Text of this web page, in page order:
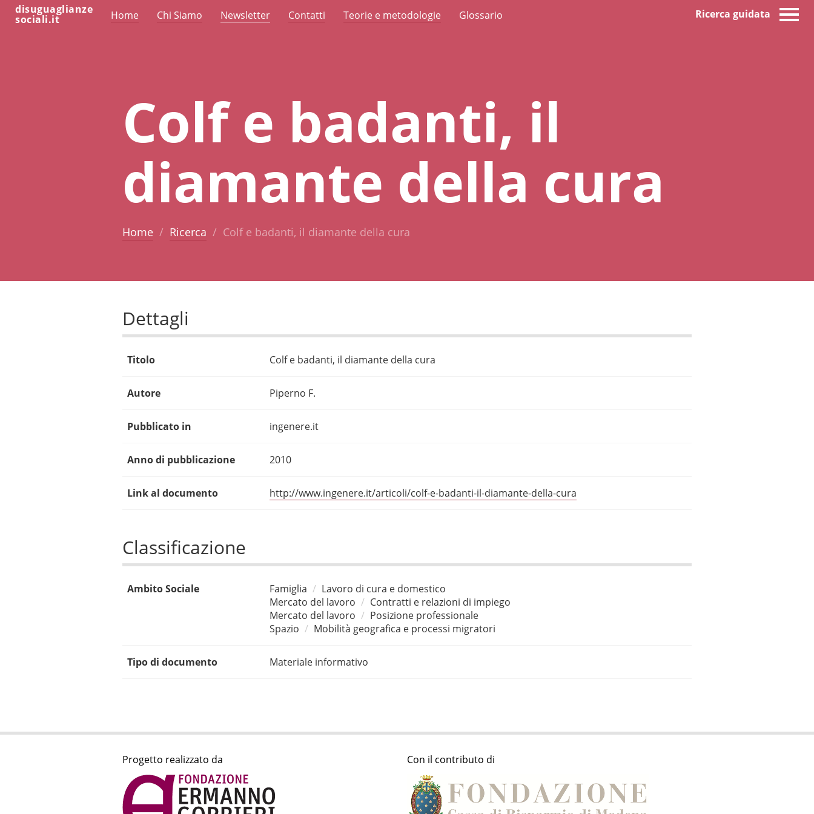
disuguaglianze
sociali.it Home Chi Siamo Newsletter Contatti Teorie e metodologie Glossario Ricerca guidata
Colf e badanti, il
diamante della cura
Home Ricerca Colf e badanti, il diamante della cura
Dettagli
Titolo Colf e badanti, il diamante della cura
Autore Piperno F.
Pubblicato in ingenere.it
Anno di pubblicazione 2010
Link al documento http://www.ingenere.it/articoli/colf-e-badanti-il-diamante-della-cura
Classificazione
Ambito Sociale Famiglia
Lavoro di cura e domestico
Mercato del lavoro
Contratti e relazioni di impiego
Mercato del lavoro
Posizione professionale
Spazio
Mobilità geografica e processi migratori
Tipo di documento Materiale informativo
Progetto realizzato da Con il contributo di